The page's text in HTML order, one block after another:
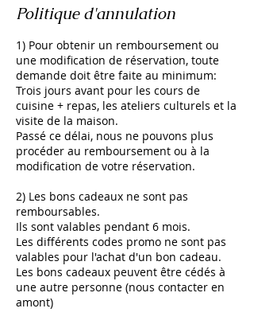
Politique d'annulation
1) Pour obtenir un remboursement ou
une modification de réservation, toute
demande doit être faite au minimum:
Trois jours avant pour les cours de
cuisine + repas, les ateliers culturels et la
visite de la maison.
Passé ce délai, nous ne pouvons plus
procéder au remboursement ou à la
modification de votre réservation.
2) Les bons cadeaux ne sont pas
remboursables.
Ils sont valables pendant 6 mois.
Les différents codes promo ne sont pas
valables pour l'achat d'un bon cadeau.
Les bons cadeaux peuvent être cédés à
une autre personne (nous contacter en
amont)